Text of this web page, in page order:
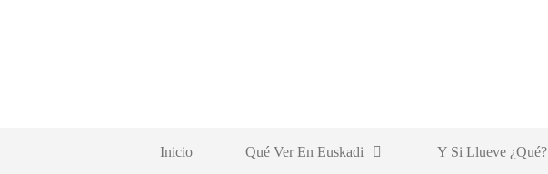
Inicio Qué Ver En Euskadi Y Si Llueve ¿qué?